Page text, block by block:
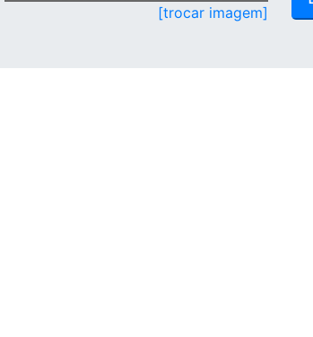
[trocar imagem]